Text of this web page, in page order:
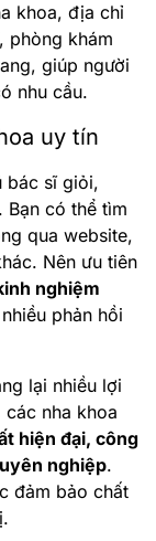
khoa, địa chỉ
phòng khám
giúp người
nhu cầu.
uy tín
bác sĩ giỏi,
Bạn có thể tìm
qua website,
Nên ưu tiên
nghiệm
phản hồi
lại nhiều lợi
nha khoa
hiện đại, công
nghiệp.
đảm bảo chất